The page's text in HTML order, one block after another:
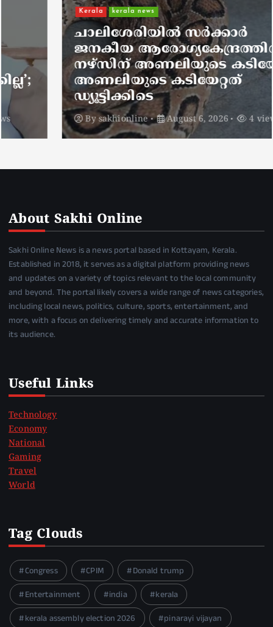
kerala news
ചാലിശേരിയില്‍ സര്‍ക്കാര്‍
ജനകീയ ആരോഗ്യകേന്ദ്രത്തില്‍
നഴ്സിന് അണലിയുടെ കടിയേറ്റു;
അണലിയുടെ കടിയേറ്റത്
ഡ്യൂട്ടിക്കിടെ
sakhionline August 6, 2026 4 views
About Sakhi Online
Sakhi Online News is a news portal based in Kottayam, Kerala.
Established in 2018, it serves as a digital platform providing news
and updates on a variety of topics relevant to the local community
and beyond. The portal likely covers a wide range of news categories,
including local news, politics, culture, sports, entertainment, and
more, with a focus on delivering timely and accurate information to
its audience.
Useful Links
Technology
Economy
National
Gaming
Travel
World
Tag Clouds
Congress CPIM
Donald trump
Entertainment
india
kerala
kerala assembly election 2026
pinarayi vijayan